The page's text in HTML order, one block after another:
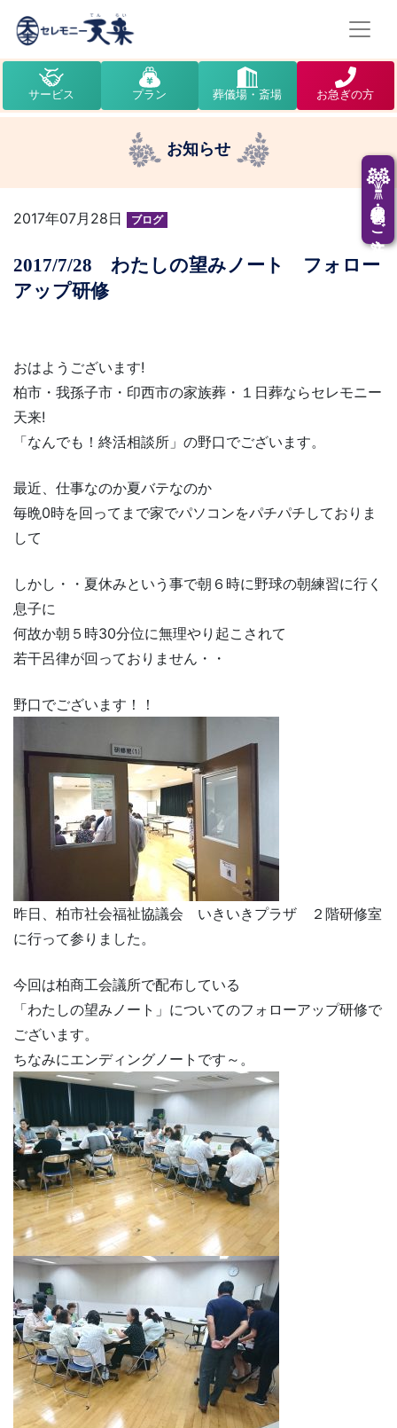
供花・供物のご注文
サービス プラン 葬儀場・斎場 お急ぎの方
お知らせ
2017年07月28日 ブログ
2017/7/28 わたしの望みノート フォロー
アップ研修
おはようございます!
柏市・我孫子市・印西市の家族葬・１日葬ならセレモニー
天来!
「なんでも！終活相談所」の野口でございます。
最近、仕事なのか夏バテなのか
毎晩0時を回ってまで家でパソコンをパチパチしておりま
して
しかし・・夏休みという事で朝６時に野球の朝練習に行く
息子に
何故か朝５時30分位に無理やり起こされて
若干呂律が回っておりません・・
野口でございます！！
昨日、柏市社会福祉協議会 いきいきプラザ ２階研修室
に行って参りました。
今回は柏商工会議所で配布している
「わたしの望みノート」についてのフォローアップ研修で
ございます。
ちなみにエンディングノートです～。